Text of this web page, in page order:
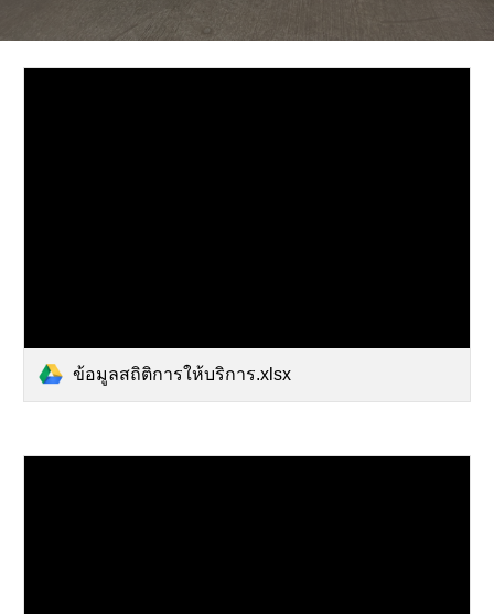
ข้อมูลสถิติการให้บริการ.xlsx